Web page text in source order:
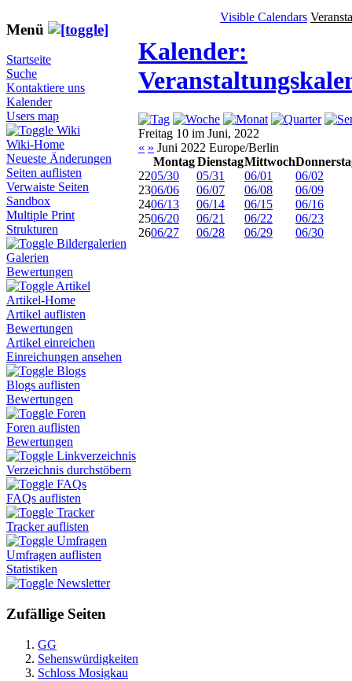
Menü
Startseite
Suche
Kontaktiere uns
Kalender
Users map
Wiki
Wiki-Home
Neueste Änderungen
Seiten auflisten
Verwaiste Seiten
Sandbox
Multiple Print
Strukturen
Bildergalerien
Galerien
Bewertungen
Artikel
Artikel-Home
Artikel auflisten
Bewertungen
Artikel einreichen
Einreichungen ansehen
Blogs
Blogs auflisten
Bewertungen
Foren
Foren auflisten
Bewertungen
Linkverzeichnis
Verzeichnis durchstöbern
FAQs
FAQs auflisten
Tracker
Tracker auflisten
Umfragen
Umfragen auflisten
Statistiken
Newsletter
Zufällige Seiten
GG
Sehenswürdigkeiten
Schloss Mosigkau
Visible Calendars
Kalender:
Freitag 10 im Juni, 2022
« » Juni 2022 Europe/Berlin
Montag DienstagMittwoch
2205/30 05/31 06/01
06/02
2306/06 06/07 06/08
06/09
2406/13 06/14 06/15
06/16
2506/20 06/21 06/22
06/23
2606/27 06/28 06/29 06/30